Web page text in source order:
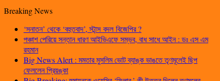
Breaking News
‘সনাতন’ থেকে ‘বহুতবাদ’, স্টান্স বদল বিজেপির ?
পঞ্চাশ পেরিয়ে সন্তান ধারণ আইভিএফে সম্ভব, বাধ সাধে আইন : ডঃ এস এম
রহমান
Big News Alert : মমতার মুসলিম ভোট ব্যাঙ্ক ভাঙতে তৃণমূলেই ছিপ
ফেললেন প্রিয়ঙ্কা